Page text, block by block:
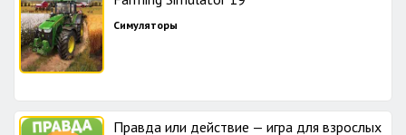
Симуляторы
Правда или действие — игра для взрослых